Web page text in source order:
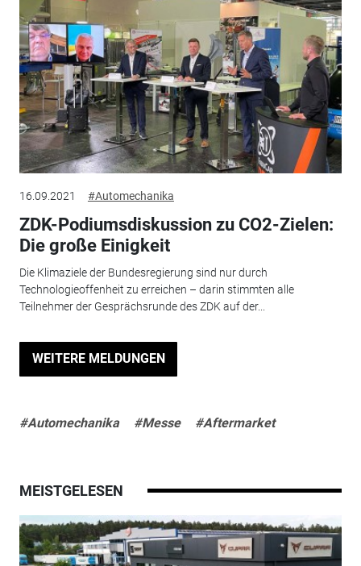
16.09.2021 #Automechanika
ZDK-Podiumsdiskussion zu CO2-Zielen:
Die große Einigkeit
Die Klimaziele der Bundesregierung sind nur durch
Technologieoffenheit zu erreichen – darin stimmten alle
Teilnehmer der Gesprächsrunde des ZDK auf der...
WEITERE MELDUNGEN
#Automechanika #Messe #Aftermarket
MEISTGELESEN